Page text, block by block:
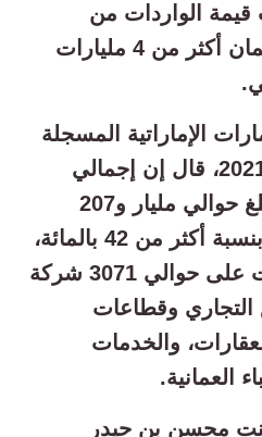
قيمة الواردات من
الإمارات إلى سلطنة عُمان أكثر من 4 مليارات
الإماراتية المسجلة
في سلطنة عُمان عام 2021، قال إن إجمالي
إسهام دولة الإمارات يبلغ حوالي مليار و207
ملايين ريال عُماني أي بنسبة أكثر من 42 بالمائة،
وتتوزع هذه الاستثمارات على حوالي 3071 شركة
التجاري وقطاعات
والخدمات
العمانية.
محسن بن حيدر